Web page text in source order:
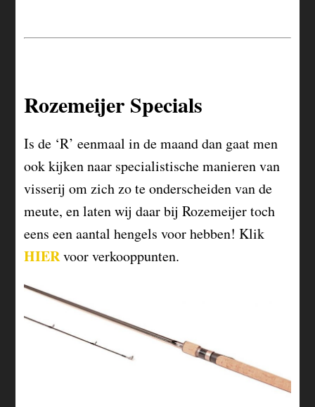
Rozemeijer Specials
Is de ‘R’ eenmaal in de maand dan gaat men
ook kijken naar specialistische manieren van
visserij om zich zo te onderscheiden van de
meute, en laten wij daar bij Rozemeijer toch
eens een aantal hengels voor hebben! Klik
HIERvoor verkooppunten.